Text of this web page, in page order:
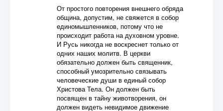
От простого повторения внешнего обряда
община, допустим, не свяжется в собор
единомышленников, потому что не
происходит работа на духовном уровне.
И Русь никогда не воскреснет только от
одних наших молитв. В церкви
обязательно должен быть священник,
способный умозрительно связывать
человеческие души в единый собор
Христова Тела. Он должен быть
посвящен в тайну животворения, он
должен видеть невидимое движение